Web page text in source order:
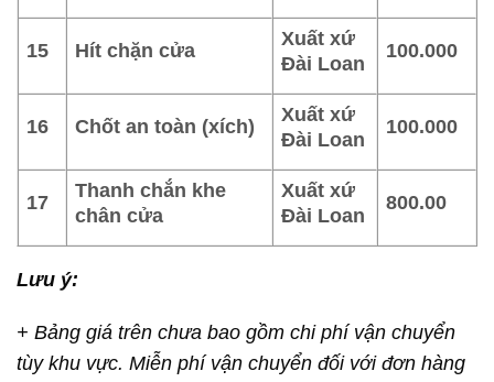
15 Hít chặn cửa
Xuất xứ
Đài Loan
100.000
16 Chốt an toàn (xích)
Xuất xứ
Đài Loan
100.000
17
Thanh chắn khe
chân cửa
Xuất xứ
Đài Loan
800.00
Lưu ý:
+ Bảng giá trên chưa bao gồm chi phí vận chuyển
tùy khu vực. Miễn phí vận chuyển đối với đơn hàng